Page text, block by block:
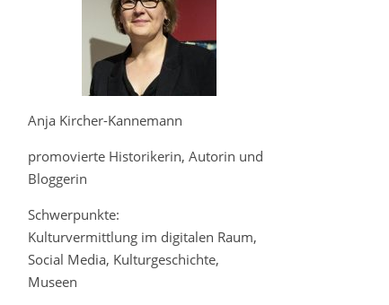
Anja Kircher-Kannemann
promovierte Historikerin, Autorin und
Bloggerin
Schwerpunkte:
Kulturvermittlung im digitalen Raum,
Social Media, Kulturgeschichte,
Museen